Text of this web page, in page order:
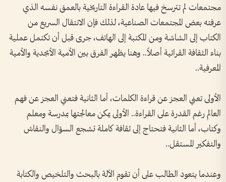
مجتمعات لم تترسخ فيها عادة القراءة التاريخية بالعمق نفسه الذي
عرفته بعض المجتمعات الصناعية، لذلك فإن الانتقال السريع من
الكتاب إلى الشاشة ومن المكتبة إلى الهاتف، جرى قبل أن تكتمل عملية
بناء الثقافة القرائية أصلاً.. وهنا يظهر الفرق بين الأمية الأبجدية والأمية
المعرفية..
الأولى تعني العجز عن قراءة الكلمات، أما الثانية فتعني العجز عن فهم
العالم رغم القدرة على القراءة.. الأولى يمكن معالجتها بمدرسة ومعلم
وكتاب، أما الثانية فتحتاج إلى ثقافة كاملة تشجع السؤال والنقاش
والتفكير المستقل..
وعندما يتعود الطالب على أن تقوم الآلة بالبحث والتلخيص والكتابة